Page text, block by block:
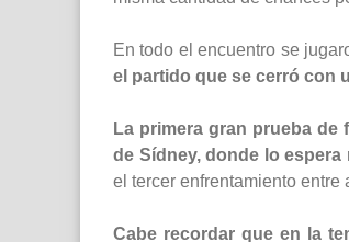
En todo el encuentro se
el partido que se cerró con
La primera gran prueba de
de Sídney, donde lo
el tercer enfrentamiento
Cabe recordar que en la